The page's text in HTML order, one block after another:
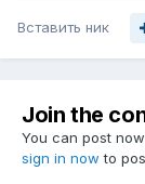
Вставить ник
Join the
You can post
sign in now to